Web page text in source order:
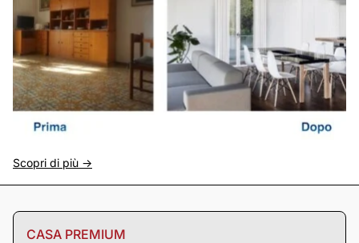
Scopri di più ->
CASA PREMIUM